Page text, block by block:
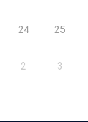
24 25
2 3